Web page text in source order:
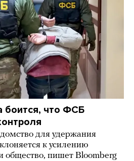
боится, что ФСБ
для удержания
к усилению
общество, пишет Bloomberg